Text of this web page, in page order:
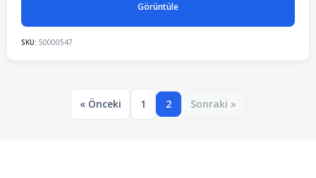
Görüntüle
SKU: 50000547
« Önceki 1 2 Sonraki »